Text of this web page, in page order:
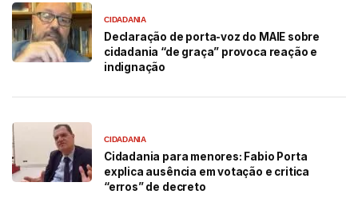
CIDADANIA
Declaração de porta-voz do MAIE sobre
cidadania “de graça” provoca reação e
indignação
CIDADANIA
Cidadania para menores: Fabio Porta
explica ausência em votação e critica
“erros” de decreto